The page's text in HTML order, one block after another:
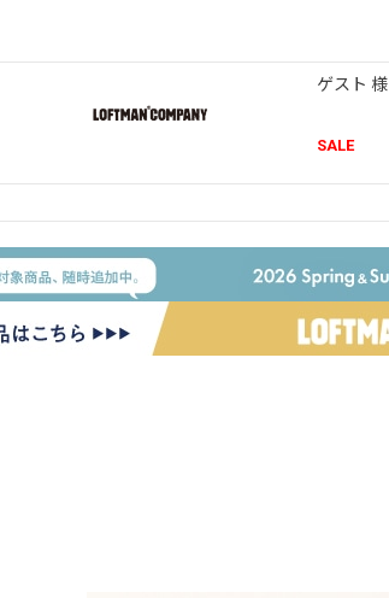
SALE
ゲスト 様